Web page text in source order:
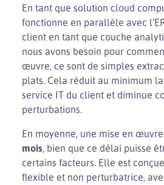
En tant que solution cloud
fonctionne en parallèle avec
client en tant que couche
nous avons besoin pour
œuvre, ce sont de simples
plats. Cela réduit au minimum
service IT du client et diminue
perturbations.
En moyenne, une mise en
mois, bien que ce délai puisse
certains facteurs. Elle est
flexible et non perturbatrice,